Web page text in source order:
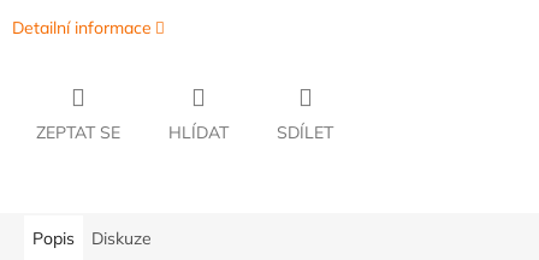
Detailní informace
ZEPTAT SE HLÍDAT SDÍLET
Popis Diskuze